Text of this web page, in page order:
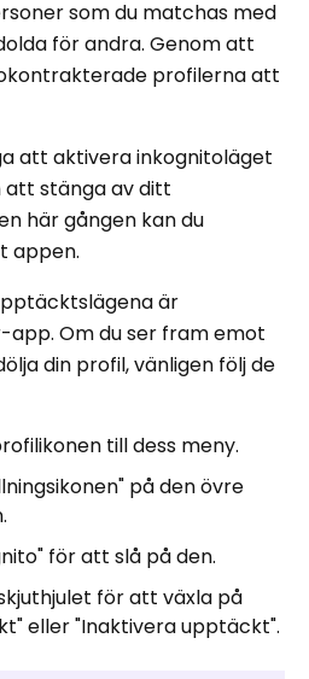
som du matchas med
för andra. Genom att
profilerna att
att aktivera inkognitoläget
att stänga av ditt
här gången kan du
appen.
är
app. Om du ser fram emot
din profil, vänligen följ de
till dess meny.
på den övre
för att slå på den.
för att växla på
eller "Inaktivera upptäckt".